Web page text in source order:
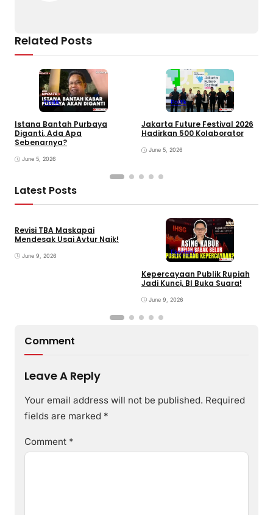
Related Posts
Politik
Istana Bantah Purbaya
Diganti, Ada Apa
Sebenarnya?
June 5, 2026
Politik
Jakarta Future Festival 2026
Hadirkan 500 Kolaborator
June 5, 2026
Latest Posts
Revisi TBA Maskapai
Mendesak Usai Avtur Naik!
June 9, 2026
Ekonomi
Kepercayaan Publik Rupiah
Jadi Kunci, BI Buka Suara!
June 9, 2026
Comment
Leave A Reply
Your email address will not be published. Required
fields are marked *
Comment *